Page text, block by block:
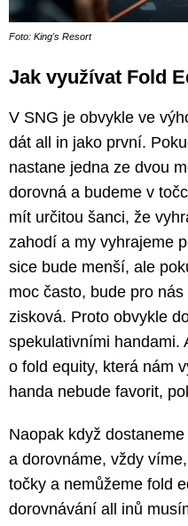
Foto: King's Resort
Jak využívat Fold
V SNG je obvykle ve
dát all in jako první.
nastane jedna ze dvou
dorovná a budeme v
mít určitou šanci, že
zahodí a my vyhrajeme
sice bude menší, ale
moc často, bude pro
zisková. Proto obvykle
spekulativními handami.
o fold equity, která nám
handa nebude favorit,
Naopak když
a dorovnáme, vždy
točky a nemůžeme fold
dorovnávání all inů